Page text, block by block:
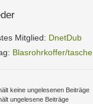
Mitglied: DnetDub
Blasrohrkoffer/tasche
keine ungelesenen Beiträge
ungelesene Beiträge